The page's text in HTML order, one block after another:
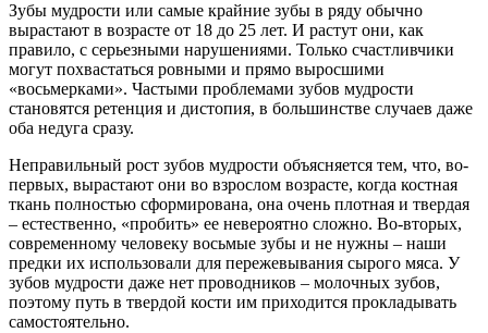
Зубы мудрости или самые крайние зубы в ряду обычно
вырастают в возрасте от 18 до 25 лет. И растут они, как
правило, с серьезными нарушениями. Только счастливчики
могут похвастаться ровными и прямо выросшими
«восьмерками». Частыми проблемами зубов мудрости
становятся ретенция и дистопия, в большинстве случаев даже
оба недуга сразу.
Неправильный рост зубов мудрости объясняется тем, что, во-
первых, вырастают они во взрослом возрасте, когда костная
ткань полностью сформирована, она очень плотная и твердая
– естественно, «пробить» ее невероятно сложно. Во-вторых,
современному человеку восьмые зубы и не нужны – наши
предки их использовали для пережевывания сырого мяса. У
зубов мудрости даже нет проводников – молочных зубов,
поэтому путь в твердой кости им приходится прокладывать
самостоятельно.